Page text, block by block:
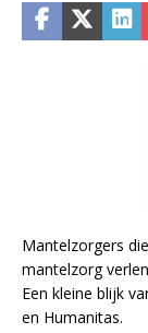
Mantelzorgers
mantelzorg
Een kleine blijk
en Humanitas.